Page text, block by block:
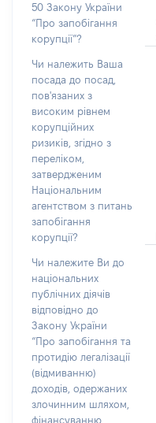
50 Закону України
“Про запобігання
корупції”?
Чи належить Ваша
посада до посад,
пов'язаних з
високим рівнем
корупційних
ризиків, згідно з
переліком,
затвердженим
Національним
агентством з питань
запобігання
корупції?
Чи належите Ви до
національних
публічних діячів
відповідно до
Закону України
“Про запобігання та
протидію легалізації
(відмиванню)
доходів, одержаних
злочинним шляхом,
фінансуванню